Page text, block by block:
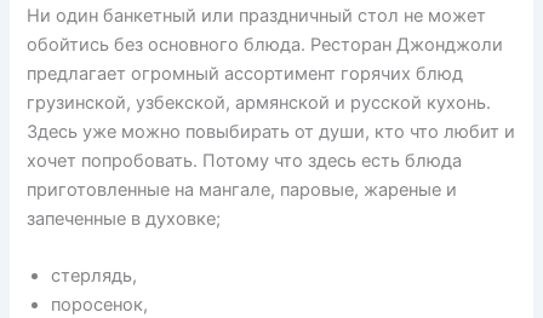
Ни один банкетный или праздничный стол не может
обойтись без основного блюда. Ресторан Джонджоли
предлагает огромный ассортимент горячих блюд
грузинской, узбекской, армянской и русской кухонь.
Здесь уже можно повыбирать от души, кто что любит и
хочет попробовать. Потому что здесь есть блюда
приготовленные на мангале, паровые, жареные и
запеченные в духовке;
стерлядь,
поросенок,